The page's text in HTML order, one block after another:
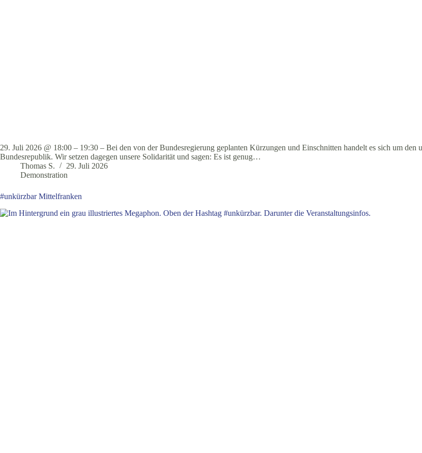
29. Juli 2026 @ 18:00 – 19:30 – Bei den von der Bundesregierung geplanten Kürzungen und Einschnitten handelt es sich um den
Bundesrepublik. Wir setzen dagegen unsere Solidarität und sagen: Es ist genug…
Thomas S.
29. Juli 2026
Demonstration
#unkürzbar Mittelfranken